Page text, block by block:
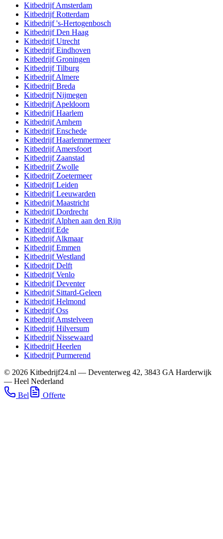
KitbedrijfAmsterdam
KitbedrijfRotterdam
Kitbedrijf's-Hertogenbosch
KitbedrijfDen Haag
KitbedrijfUtrecht
KitbedrijfEindhoven
KitbedrijfGroningen
KitbedrijfTilburg
KitbedrijfAlmere
KitbedrijfBreda
KitbedrijfNijmegen
KitbedrijfApeldoorn
KitbedrijfHaarlem
KitbedrijfArnhem
KitbedrijfEnschede
KitbedrijfHaarlemmermeer
KitbedrijfAmersfoort
Kitbedrijf Zaanstad
Kitbedrijf Zwolle
Kitbedrijf Zoetermeer
KitbedrijfLeiden
KitbedrijfLeeuwarden
KitbedrijfMaastricht
KitbedrijfDordrecht
KitbedrijfAlphen aan den Rijn
KitbedrijfEde
KitbedrijfAlkmaar
KitbedrijfEmmen
KitbedrijfWestland
KitbedrijfDelft
KitbedrijfVenlo
KitbedrijfDeventer
Kitbedrijf Sittard-Geleen
KitbedrijfHelmond
KitbedrijfOss
KitbedrijfAmstelveen
KitbedrijfHilversum
KitbedrijfNissewaard
KitbedrijfHeerlen
KitbedrijfPurmerend
© 2026 Kitbedrijf24.nl — Deventerweg 42, 3843 GA Harderwijk
— Heel Nederland
Bel
Offerte